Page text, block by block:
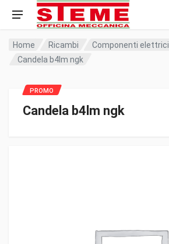
Home Ricambi Componenti elettrici
Candela b4lm ngk
Candela b4lm ngk